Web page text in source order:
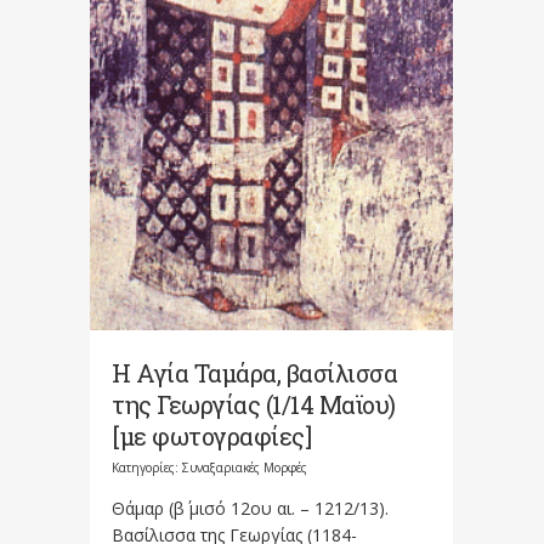
Η Αγία Ταμάρα, βασίλισσα
της Γεωργίας (1/14 Μαϊου)
[με φωτογραφίες]
Κατηγορίες: Συναξαριακές Μορφές
Θάμαρ (β΄ μισό 12ου αι. – 1212/13).
Βασίλισσα της Γεωργίας (1184-